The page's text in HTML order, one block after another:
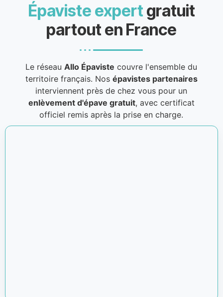
Épaviste expert gratuit
partout en France
Le réseauAllo Épaviste couvre l'ensemble du
territoire français. Nos épavistes partenaires
interviennent près de chez vous pour un
enlèvement d'épave gratuit, avec certificat
officiel remis après la prise en charge.